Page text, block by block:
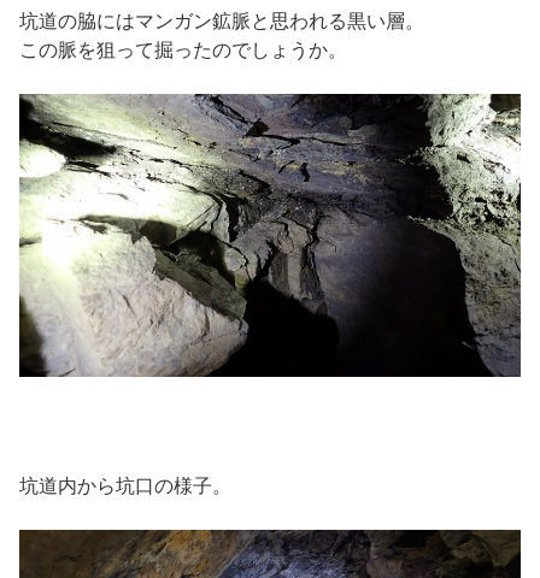
坑道の脇にはマンガン鉱脈と思われる黒い層。
この脈を狙って掘ったのでしょうか。
坑道内から坑口の様子。